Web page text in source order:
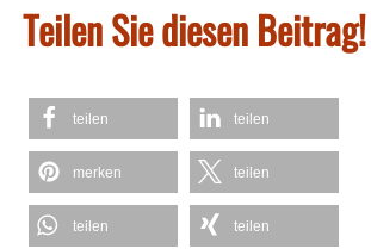
Teilen Sie diesen Beitrag!
teilen teilen
merken teilen
teilen teilen